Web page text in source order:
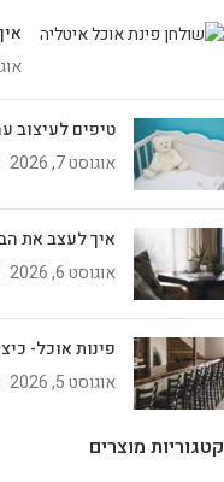
טיפים לעיצוב
אוגוסט 7, 2026
איך לעצב את הבית
אוגוסט 6, 2026
פינות אוכל-
אוגוסט 5, 2026
קטגוריות מוצרים